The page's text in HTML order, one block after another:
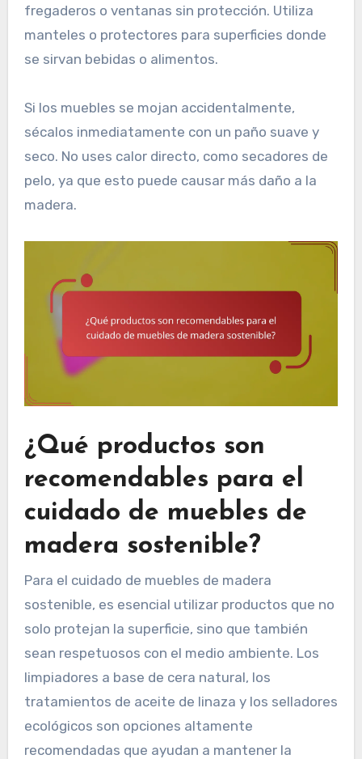
fregaderos o ventanas sin protección. Utiliza
manteles o protectores para superficies donde
se sirvan bebidas o alimentos.
Si los muebles se mojan accidentalmente,
sécalos inmediatamente con un paño suave y
seco. No uses calor directo, como secadores de
pelo, ya que esto puede causar más daño a la
madera.
¿Qué productos son
recomendables para el
cuidado de muebles de
madera sostenible?
Para el cuidado de muebles de madera
sostenible, es esencial utilizar productos que no
solo protejan la superficie, sino que también
sean respetuosos con el medio ambiente. Los
limpiadores a base de cera natural, los
tratamientos de aceite de linaza y los selladores
ecológicos son opciones altamente
recomendadas que ayudan a mantener la